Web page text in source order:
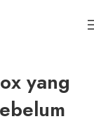
yang